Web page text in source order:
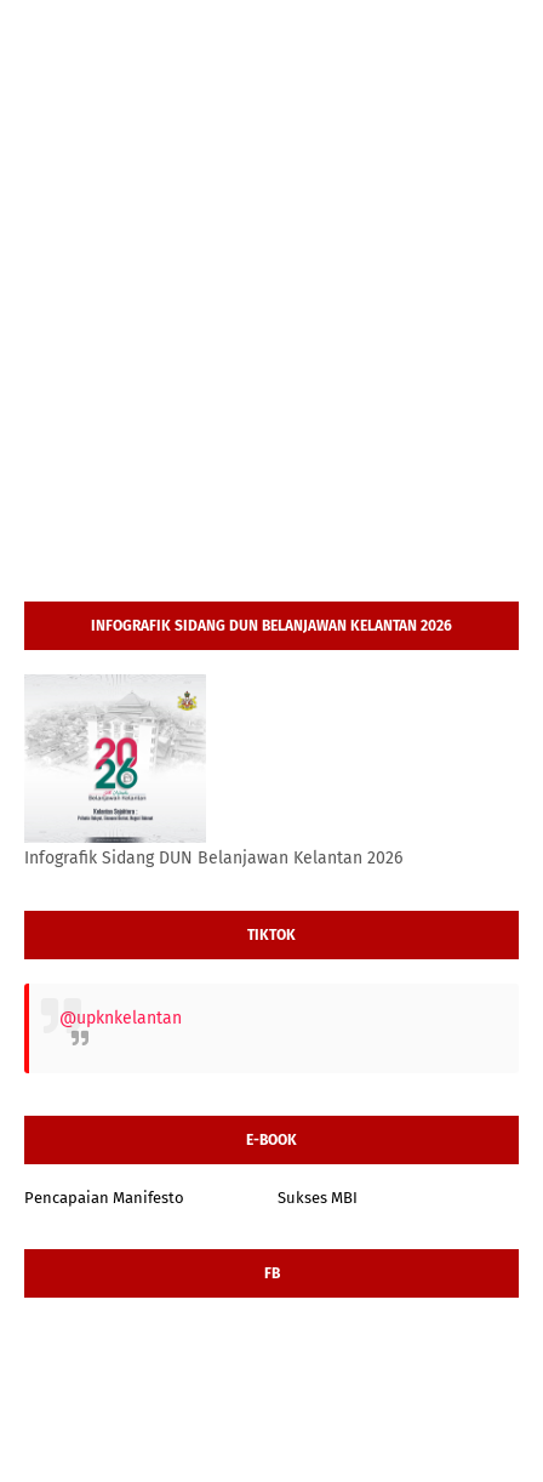
INFOGRAFIK SIDANG DUN BELANJAWAN KELANTAN 2026
Infografik Sidang DUN Belanjawan Kelantan 2026
TIKTOK
@upknkelantan
E-BOOK
Pencapaian Manifesto Sukses MBI
FB